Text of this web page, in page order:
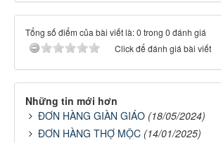
Tổng số điểm của bài viết là: 0 trong 0 đánh giá
Click để đánh giá bài viết
Những tin mới hơn
ĐƠN HÀNG GIÀN GIÁO (18/05/2024)
ĐƠN HÀNG THỢ MỘC (14/01/2025)